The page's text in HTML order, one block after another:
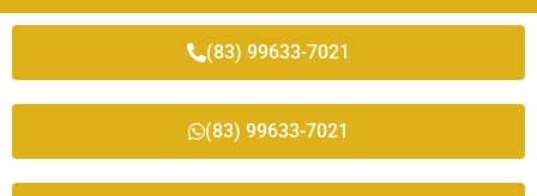
(83) 99633-7021
(83) 99633-7021